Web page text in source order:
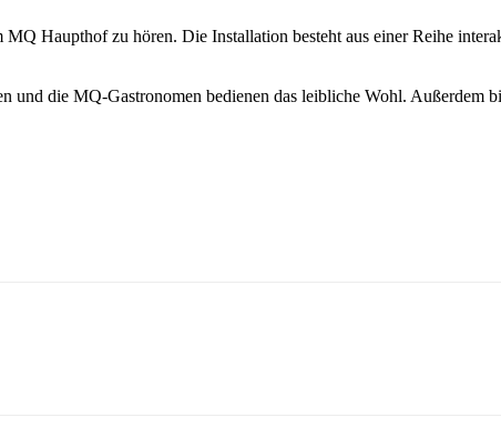
Haupthof zu hören. Die Installation besteht aus einer Reihe
und die MQ-Gastronomen bedienen das leibliche Wohl. Außerdem